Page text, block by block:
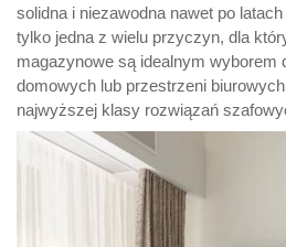
solidna i niezawodna nawet po
tylko jedna z wielu przyczyn, dla
magazynowe są idealnym wyborem
domowych lub przestrzeni
najwyższej klasy rozwiązań